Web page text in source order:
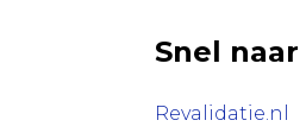
Snel naar
Revalidatie.nl